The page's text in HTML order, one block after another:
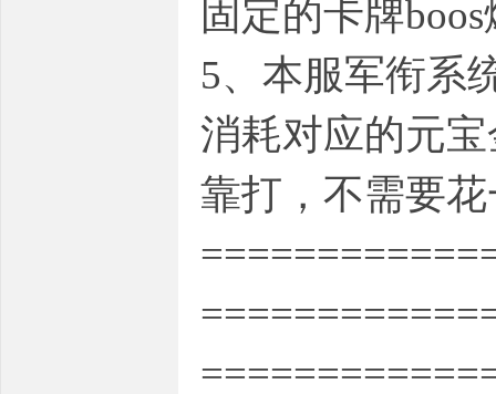
固定的卡牌
5、本服军衔系
消耗对应的元
靠打，不需要